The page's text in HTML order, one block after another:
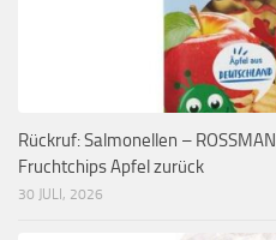
Rückruf: Salmonellen –
Fruchtchips Apfel zurück
30 JULI, 2026